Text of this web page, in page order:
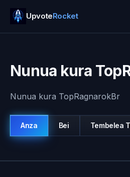
UpvoteRocket
Nunua kura
Nunua kura TopRagnarokBr
Anza Bei Tembelea